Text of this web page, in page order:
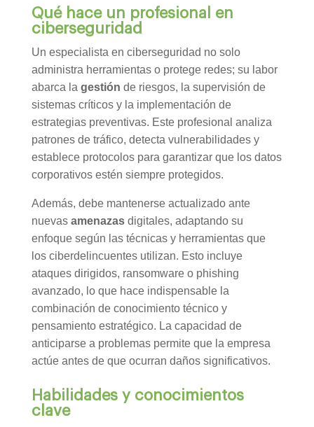
Qué hace un profesional en
ciberseguridad
Un especialista en ciberseguridad no solo
administra herramientas o protege redes; su labor
abarca la gestión de riesgos, la supervisión de
sistemas críticos y la implementación de
estrategias preventivas. Este profesional analiza
patrones de tráfico, detecta vulnerabilidades y
establece protocolos para garantizar que los datos
corporativos estén siempre protegidos.
Además, debe mantenerse actualizado ante
nuevas amenazasdigitales, adaptando su
enfoque según las técnicas y herramientas que
los ciberdelincuentes utilizan. Esto incluye
ataques dirigidos, ransomware o phishing
avanzado, lo que hace indispensable la
combinación de conocimiento técnico y
pensamiento estratégico. La capacidad de
anticiparse a problemas permite que la empresa
actúe antes de que ocurran daños significativos.
Habilidades y conocimientos
clave